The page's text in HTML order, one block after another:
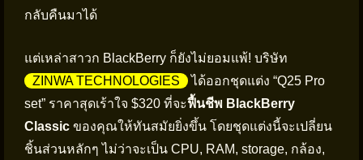
กลับคืนมาได้
แต่เหล่าสาวก BlackBerry ก็ยังไม่ยอมแพ้! บริษัท
ZINWA TECHNOLOGIES
ได้ออกชุดแต่ง “Q25 Pro
set” ราคาสุดเร้าใจ $320 ที่จะฟื้นชีพ BlackBerry
Classic ของคุณให้ทันสมัยยิ่งขึ้น โดยชุดแต่งนี้จะเปลี่ยน
ชิ้นส่วนหลักๆ ไม่ว่าจะเป็น CPU, RAM, storage, กล้อง,